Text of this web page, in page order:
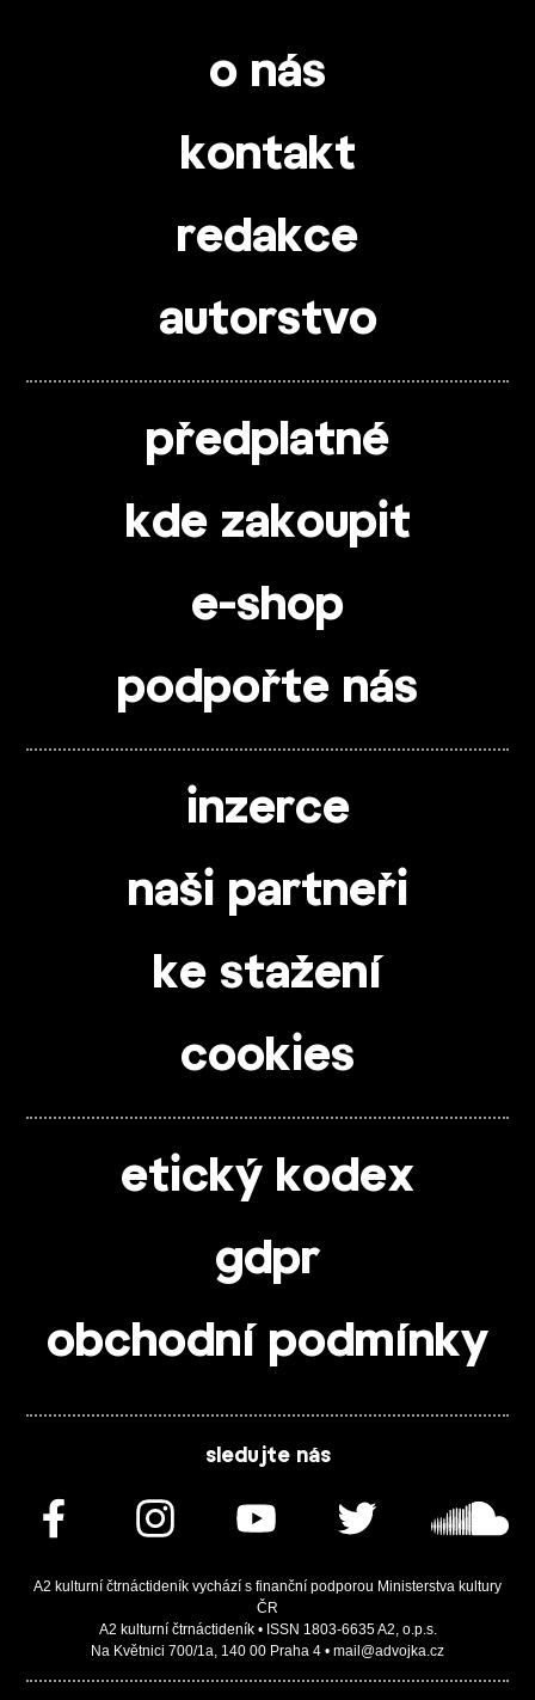
o nás
kontakt
redakce
autorstvo
předplatné
kde zakoupit
e-shop
podpořte nás
inzerce
naši partneři
ke stažení
cookies
etický kodex
gdpr
obchodní podmínky
sledujte nás
A2 kulturní čtrnáctideník vychází s finanční podporou Ministerstva kultury
ČR
A2 kulturní čtrnáctideník • ISSN 1803-6635 A2, o.p.s.
Na Květnici 700/1a, 140 00 Praha 4 • mail@advojka.cz